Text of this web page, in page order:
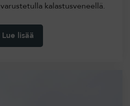
kalastusveneellä.
Lue lisää